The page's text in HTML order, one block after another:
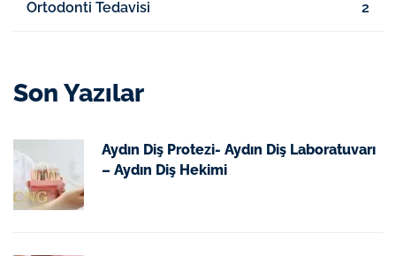
Ortodonti Tedavisi 2
Son Yazılar
Aydın Diş Protezi- Aydın Diş Laboratuvarı
– Aydın Diş Hekimi